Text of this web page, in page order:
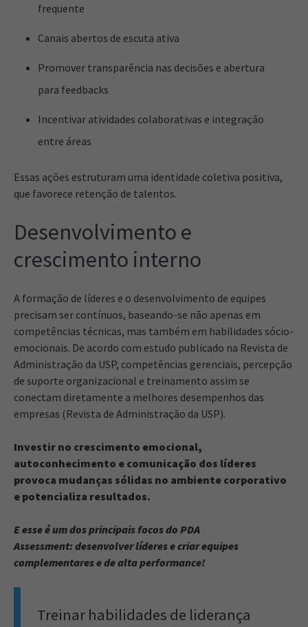
frequente
Canais abertos de escuta ativa
Promover transparência nas decisões e abertura
para feedbacks
Incentivar atividades colaborativas e integração
entre áreas
Essas ações estruturam uma identidade coletiva positiva,
que favorece retenção de talentos.
Desenvolvimento e
crescimento interno
A formação de líderes e o desenvolvimento de equipes
precisam ser contínuos, baseando-se não apenas em
competências técnicas, mas também em habilidades sócio-
emocionais. De acordo com estudo publicado na Revista de
Administração da USP, competências gerenciais, percepção
de suporte organizacional e treinamento assim se
conectam diretamente a melhores desempenhos das
empresas (Revista de Administração da USP).
Investir no crescimento emocional,
autoconhecimento e comunicação dos líderes
provoca mudanças sólidas no ambiente corporativo
e potencializa resultados.
E esse é um dos principais focos do PDA
Assessment: desenvolver líderes e criar equipes
complementares e de alta performance!
Treinar habilidades de liderança